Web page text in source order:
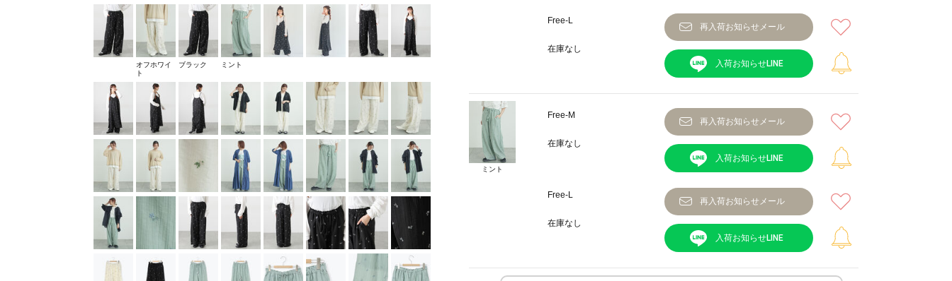
オフホワイ
ト
ブラック ミント
Free-L
在庫なし
再入荷お知らせメール
ミント
Free-M
在庫なし
再入荷お知らせメール
Free-L
在庫なし
再入荷お知らせメール